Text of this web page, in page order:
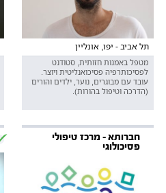
תל אביב - יפו, אונליין
מטפל באמנות חזותית, סטודנט
לפסיכותרפיה פסיכואנליטית ויוצר.
עובד עם מבוגרים, נוער, ילדים והורים
(הדרכה וטיפול בהורות).
חברותא - מרכז טיפולי
פסיכולוגי